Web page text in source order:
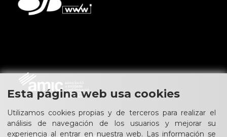
Esta página web usa cookies
Utilizamos cookies propias y de terceros para realizar el
análisis de navegación de los usuarios y mejorar su
experiencia al entrar en nuestra web. Las información se